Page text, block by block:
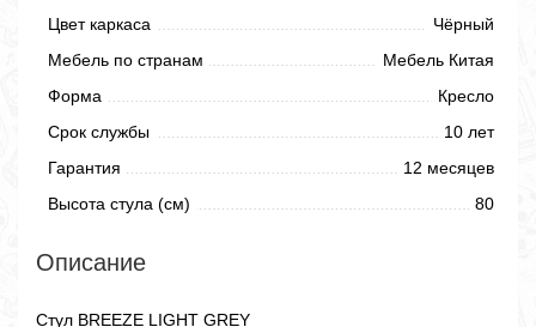
Цвет каркаса
Чёрный
Мебель по странам
Мебель Китая
Форма
Кресло
Срок службы
10 лет
Гарантия
12 месяцев
Высота стула (см)
80
Описание
Стул BREEZE LIGHT GREY